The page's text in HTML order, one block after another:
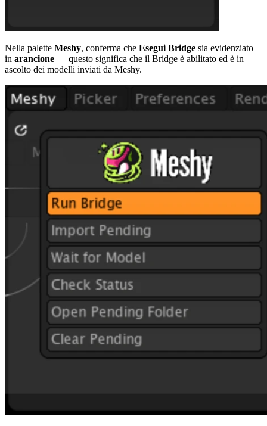
Nella palette Meshy, conferma che Esegui Bridge sia evidenziato
in arancione — questo significa che il Bridge è abilitato ed è in
ascolto dei modelli inviati da Meshy.